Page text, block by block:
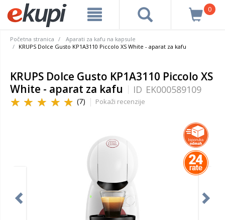
0
Početna stranica
Aparati za kafu na kapsule
KRUPS Dolce Gusto KP1A3110 Piccolo XS White - aparat za kafu
KRUPS Dolce Gusto KP1A3110 Piccolo XS
White - aparat za kafu
ID EK000589109
(7) Pokaži recenzije